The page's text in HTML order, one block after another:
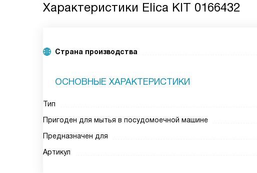
Характеристики Elica KIT 0166432
Страна производства
ОСНОВНЫЕ ХАРАКТЕРИСТИКИ
Тип
Пригоден для мытья в посудомоечной машине
Предназначен для
Артикул